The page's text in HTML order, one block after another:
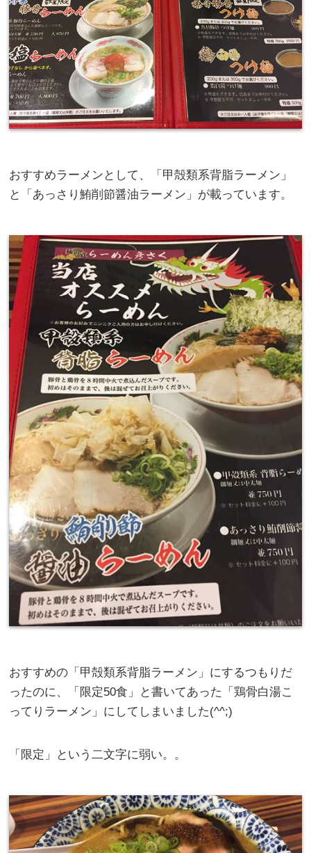
おすすめラーメンとして、「甲殻類系背脂ラーメン」
と「あっさり鮪削節醤油ラーメン」が載っています。
おすすめの「甲殻類系背脂ラーメン」にするつもりだ
ったのに、「限定50食」と書いてあった「鶏骨白湯こ
ってりラーメン」にしてしまいました(^^;)
「限定」という二文字に弱い。。